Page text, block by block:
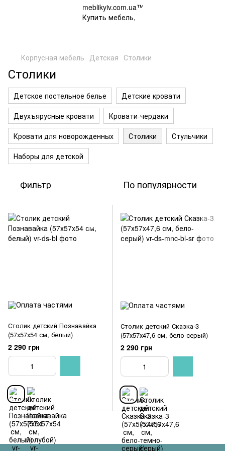
Корпусная мебель Детская Столики
Столики
Детское постельное белье
Детские кровати
Двухъярусные кровати
Кровати-чердаки
Кровати для новорожденных
Столики
Стульчики
Наборы для детской
Фильтр По популярности
Столик детский Познавайка
(57х57х54 см, белый)
2 290 грн
Столик детский Сказка-3
(57х57х47,6 см, бело-серый)
2 290 грн